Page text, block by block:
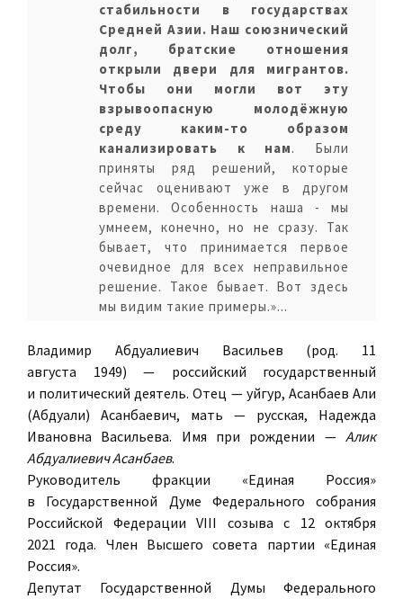
стабильности в государствах
Средней Азии. Наш союзнический
долг, братские отношения
открыли двери для мигрантов.
Чтобы они могли вот эту
взрывоопасную молодёжную
среду каким-то образом
канализировать к нам. Были
приняты ряд решений, которые
сейчас оценивают уже в другом
времени. Особенность наша - мы
умнеем, конечно, но не сразу. Так
бывает, что принимается первое
очевидное для всех неправильное
решение. Такое бывает. Вот здесь
мы видим такие примеры.»...
Владимир Абдуалиевич Васильев (род. 11
августа 1949) — российский государственный
и политический деятель. Отец — уйгур, Асанбаев Али
(Абдуали) Асанбаевич, мать — русская, Надежда
Ивановна Васильева. Имя при рождении — Алик
Абдуалиевич Асанбаев.
Руководитель фракции «Единая Россия»
в Государственной Думе Федерального собрания
Российской Федерации VIII созыва с 12 октября
2021 года. Член Высшего совета партии «Единая
Россия».
Депутат Государственной Думы Федерального